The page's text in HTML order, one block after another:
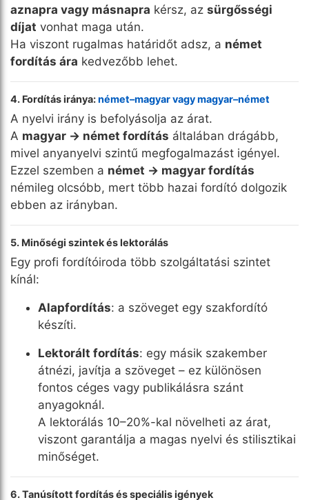
aznapra vagy másnapra kérsz, az sürgősségi
díjat vonhat maga után.
Ha viszont rugalmas határidőt adsz, a német
fordítás ára kedvezőbb lehet.
4. Fordítás iránya:német–magyar vagy magyar–német
A nyelvi irány is befolyásolja az árat.
A magyar → német fordítás általában drágább,
mivel anyanyelvi szintű megfogalmazást igényel.
Ezzel szemben a német → magyar fordítás
némileg olcsóbb, mert több hazai fordító dolgozik
ebben az irányban.
5. Minőségi szintek és lektorálás
Egy profi fordítóiroda több szolgáltatási szintet
kínál:
Alapfordítás: a szöveget egy szakfordító
készíti.
Lektorált fordítás: egy másik szakember
átnézi, javítja a szöveget – ez különösen
fontos céges vagy publikálásra szánt
anyagoknál.
A lektorálás 10–20%-kal növelheti az árat,
viszont garantálja a magas nyelvi és stilisztikai
minőséget.
6. Tanúsított fordítás és speciális igények